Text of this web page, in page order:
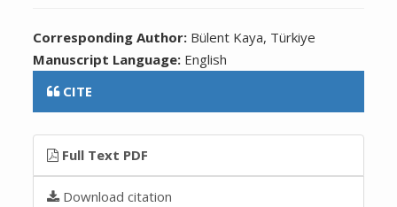
Corresponding Author: Bülent Kaya, Türkiye
Manuscript Language: English
CITE
Full Text PDF
Download citation